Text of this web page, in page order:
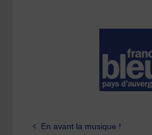
En avant la musique !